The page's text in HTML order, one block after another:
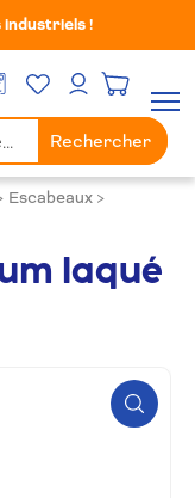
!
GRATUIT
Mes FavorisMon compte
Rechercher
Escabeaux >
laqué
Zoom